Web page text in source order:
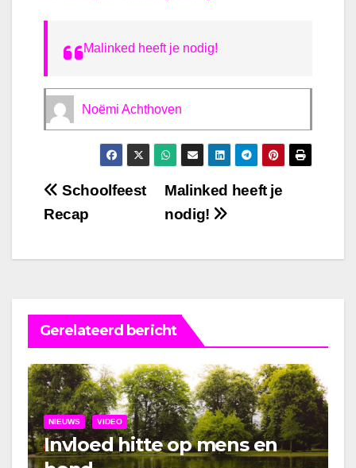
Malinked heeft je nodig!
Noëmi Achthoven
Bericht
navigatie
Malinked heeft je
nodig!
Schoolfeest
Recap
Gerelateerd bericht
NIEUWS VIDEO
Invloed hitte op mens en